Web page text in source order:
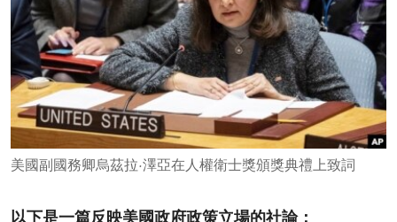
EUROPE
MIDDLE EAST
AID AND DEVELOPMENT
DEMOCRACY AND GOVERNANCE
ECONOMY AND TRADE
ENVIRONMENT AND HEALTH
IDEALS AND INSTITUTIONS
FOLLOW US
美國副國務卿烏茲拉·澤亞在人權衛士獎頒獎典禮上致詞